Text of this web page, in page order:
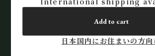
Add to cart
日本国内にお住まいの方向